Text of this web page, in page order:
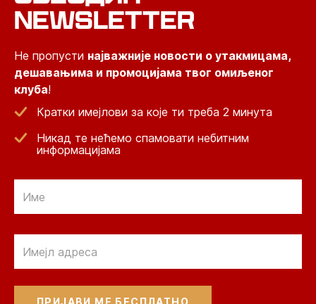
NEWSLETTER
Не пропусти најважније новости о утакмицама,
дешавањима и промоцијама твог омиљеног
клуба!
Кратки имејлови за које ти треба 2 минута
Никад те нећемо спамовати небитним
информацијама